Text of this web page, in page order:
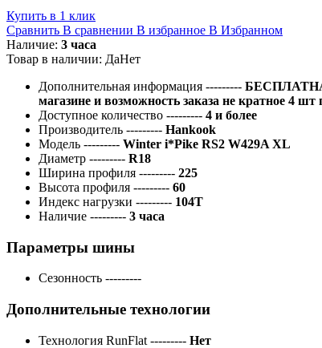
Купить в 1 клик
Сравнить В сравнении В избранное В Избранном
Наличие: 3 часа
Товар в наличии: ДаНет
Дополнительная информация ---------
магазине и возможность заказа не кратное 4 шт
Доступное количество --------- 4 и более
Производитель --------- Hankook
Модель --------- Winter i*Pike RS2 W429A XL
Диаметр --------- R18
Ширина профиля --------- 225
Высота профиля --------- 60
Индекс нагрузки --------- 104T
Наличие --------- 3 часа
Параметры шины
Сезонность ---------
Дополнительные технологии
Технология RunFlat --------- Нет